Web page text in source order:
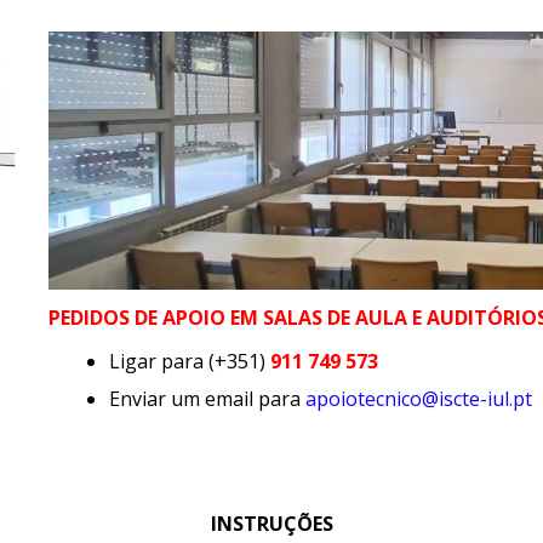
PEDIDOS DE APOIO EM SALAS DE AULA E
Ligar para (+351) 911 749 573
Enviar um email para apoiotecnico@iscte-iul.pt
INSTRUÇÕES